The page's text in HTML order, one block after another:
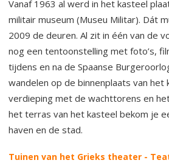
Vanaf 1963 al werd in het kasteel
militair museum (Museu Militar). Dát
2009 de deuren. Al zit in één van de
nog een tentoonstelling met foto’s,
tijdens en na de Spaanse
wandelen op de binnenplaats van
verdieping met de wachttorens en
het terras van het kasteel bekom je
haven en de stad.
Tuinen van het Grieks theater -